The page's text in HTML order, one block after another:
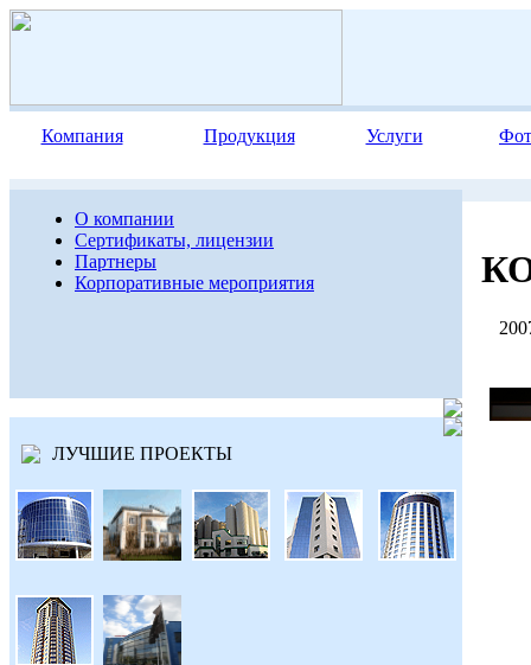
Компания Продукция Услуги
О компании
Сертификаты, лицензии
Партнеры
Корпоративные мероприятия
ЛУЧШИЕ ПРОЕКТЫ